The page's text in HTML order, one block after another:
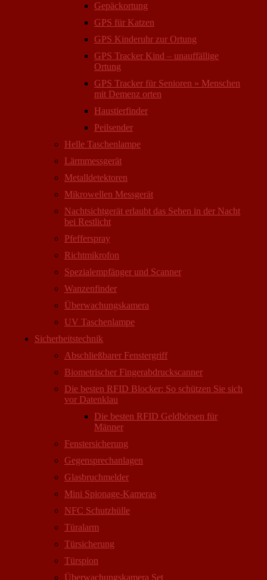
Gepäckortung
GPS für Katzen
GPS Kinderuhr zur Ortung
GPS Tracker Kind – unauffällige
Ortung
GPS Tracker für Senioren » Menschen
mit Demenz orten
Haustierfinder
Peilsender
Helle Taschenlampe
Lärmmessgerät
Metalldetektoren
Mikrowellen Messgerät
Nachtsichtgerät erlaubt das Sehen in der Nacht
bei Restlicht
Pfefferspray
Richtmikrofon
Spezialempfänger und Scanner
Wanzenfinder
Überwachungskamera
UV Taschenlampe
Sicherheitstechnik
Abschließbarer Fenstergriff
Biometrischer Fingerabdruckscanner
Die besten RFID Blocker: So schützen Sie sich
vor Datenklau
Die besten RFID Geldbörsen für
Männer
Fenstersicherung
Gegensprechanlagen
Glasbruchmelder
Mini Spionage-Kameras
NFC Schutzhülle
Türalarm
Türsicherung
Türspion
Überwachungs­kamera Set